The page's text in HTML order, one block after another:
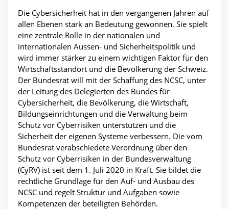
Die Cybersicherheit hat in den vergangenen Jahren auf
allen Ebenen stark an Bedeutung gewonnen. Sie spielt
eine zentrale Rolle in der nationalen und
internationalen Aussen- und Sicherheitspolitik und
wird immer stärker zu einem wichtigen Faktor für den
Wirtschaftsstandort und die Bevölkerung der Schweiz.
Der Bundesrat will mit der Schaffung des NCSC, unter
der Leitung des Delegierten des Bundes für
Cybersicherheit, die Bevölkerung, die Wirtschaft,
Bildungseinrichtungen und die Verwaltung beim
Schutz vor Cyberrisiken unterstützen und die
Sicherheit der eigenen Systeme verbessern. Die vom
Bundesrat verabschiedete Verordnung über den
Schutz vor Cyberrisiken in der Bundesverwaltung
(CyRV) ist seit dem 1. Juli 2020 in Kraft. Sie bildet die
rechtliche Grundlage für den Auf- und Ausbau des
NCSC und regelt Struktur und Aufgaben sowie
Kompetenzen der beteiligten Behörden.